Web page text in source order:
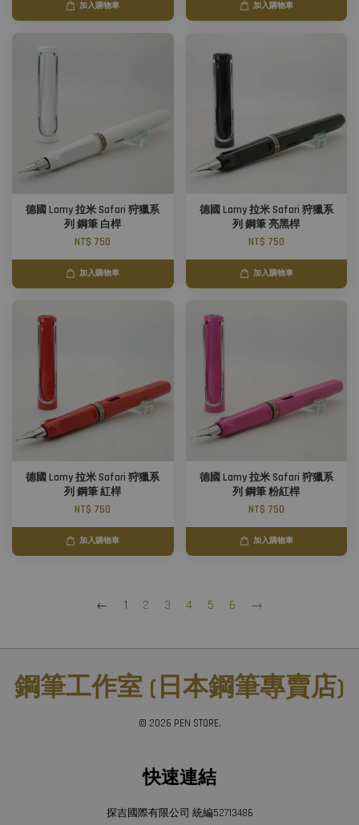
加入購物車 加入購物車
德國 Lamy 拉米 Safari 狩獵系
列 鋼筆 白桿
NT$ 750
加入購物車
德國 Lamy 拉米 Safari 狩獵系
列 鋼筆 亮黑桿
NT$ 750
加入購物車
德國 Lamy 拉米 Safari 狩獵系
列 鋼筆 紅桿
NT$ 750
加入購物車
德國 Lamy 拉米 Safari 狩獵系
列 鋼筆 粉紅桿
NT$ 750
加入購物車
← 1 2 3 4 5 6 →
鋼筆工作室 (日本鋼筆專賣店)
© 2026 PEN STORE.
快速連結
探吉國際有限公司 統編52713486